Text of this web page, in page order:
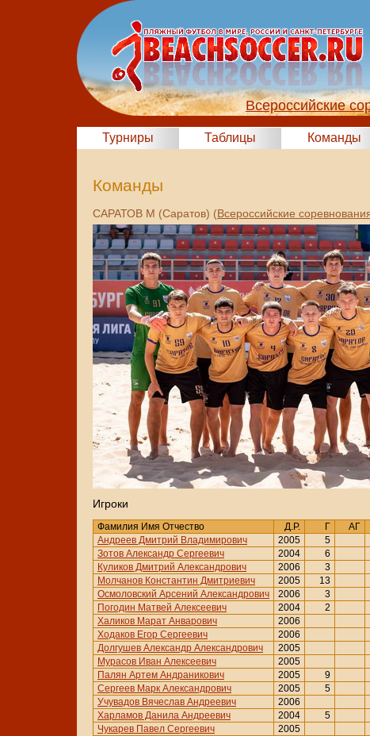
Всероссийские
Турниры Таблицы Команды
Команды
САРАТОВ М (Саратов) (Всероссийские
Игроки
Фамилия Имя Отчество Д.Р. Г АГ
Андреев Дмитрий Владимирович
2005 5
Зотов Александр Сергеевич
2004 6
Куликов Дмитрий Александрович
2006 3
Молчанов Константин Дмитриевич
2005 13
Осмоловский Арсений Александрович
2006 3
Погодин Матвей Алексеевич
2004 2
Халиков Марат Анварович
2006
Ходаков Егор Сергеевич
2006
Долгушев Александр Александрович
2005
Мурасов Иван Алексеевич
2005
Палян Артем Андраникович
2005 9
Сергеев Марк Александрович
2005 5
Учувадов Вячеслав Андреевич
2006
Харламов Данила Андреевич
2004 5
Чукарев Павел Сергеевич
2005